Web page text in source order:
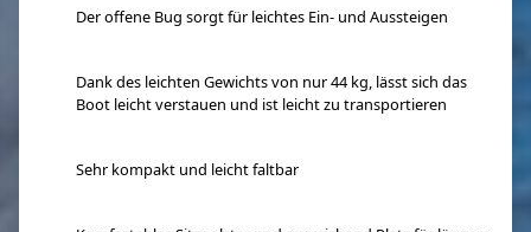
Der offene Bug sorgt für leichtes Ein- und Aussteigen
Dank des leichten Gewichts von nur 44 kg, lässt sich das
Boot leicht verstauen und ist leicht zu transportieren
Sehr kompakt und leicht faltbar